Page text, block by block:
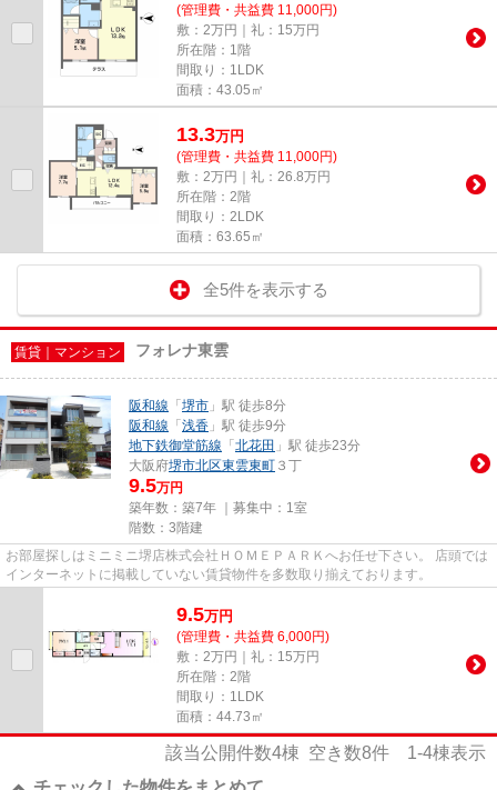
(管理費・共益費 11,000円)
敷：2万円｜礼：15万円
所在階：1階
間取り：1LDK
面積：43.05㎡
13.3万円
(管理費・共益費 11,000円)
敷：2万円｜礼：26.8万円
所在階：2階
間取り：2LDK
面積：63.65㎡
全5件を表示する
賃貸｜マンション フォレナ東雲
阪和線 「 堺市 」駅 徒歩8分
阪和線 「 浅香 」駅 徒歩9分
地下鉄御堂筋線 「 北花田 」駅 徒歩23分
大阪府堺市北区東雲東町 ３丁
9.5万円
築年数：築7年 ｜募集中： 1室
階数：3階建
お部屋探しはミニミニ堺店株式会社ＨＯＭＥＰＡＲＫへお任せ下さい。 店頭では
インターネットに掲載していない賃貸物件を多数取り揃えております。
9.5万円
(管理費・共益費 6,000円)
敷：2万円｜礼：15万円
所在階：2階
間取り：1LDK
面積：44.73㎡
該当公開件数4棟 空き数8件 1-4棟表示